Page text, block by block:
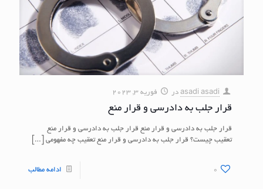
asadi asadi در فوریه 3, 2023
قرار جلب به دادرسی و قرار منع
قرار جلب به دادرسی و قرار منع قرار جلب به دادرسی و قرار منع
تعقیب چیست؟ قرار جلب به دادرسی و قرار منع تعقیب چه مفهومی […]
0 ادامه مطالب